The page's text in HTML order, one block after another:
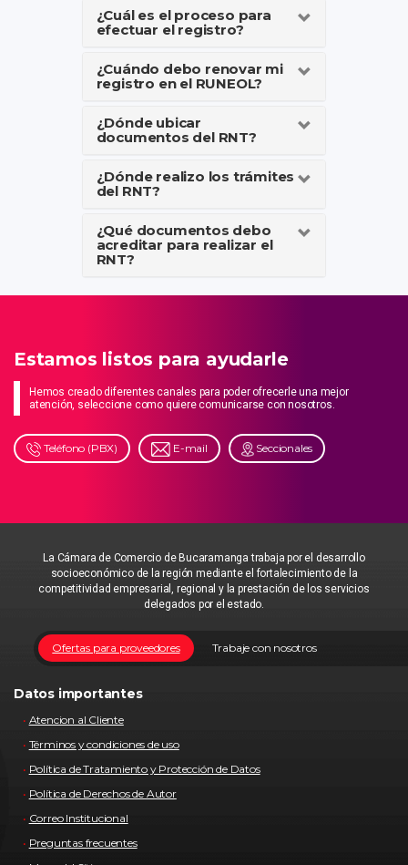
¿Cuál es el proceso para
efectuar el registro?
¿Cuándo debo renovar mi
registro en el RUNEOL?
¿Dónde ubicar
documentos del RNT?
¿Dónde realizo los trámites
del RNT?
¿Qué documentos debo
acreditar para realizar el
RNT?
Estamos listos para ayudarle
Hemos creado diferentes canales para poder ofrecerle una mejor
atención, seleccione como quiere comunicarse con nosotros.
Teléfono (PBX) E-mail Seccionales
La Cámara de Comercio de Bucaramanga trabaja por el desarrollo
socioeconómico de la región mediante el fortalecimiento de la
competitividad empresarial, regional y la prestación de los servicios
delegados por el estado.
Trabaje con nosotros
Ofertas para proveedores
Datos importantes
Atencion al Cliente
Términos y condiciones de uso
Política de Tratamiento y Protección de Datos
Política de Derechos de Autor
Correo Institucional
Preguntas frecuentes